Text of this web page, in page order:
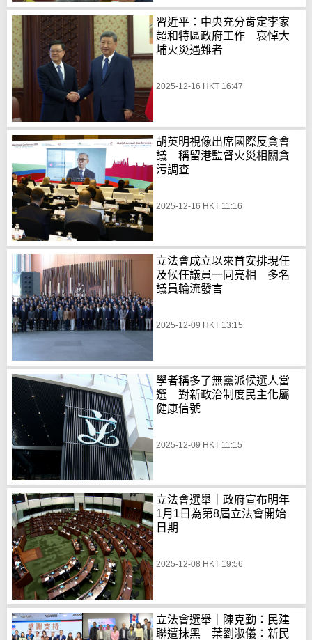
習近平：中央充分肯定李家
超和特區政府工作 哀悼大
埔火災遇難者
2025-12-16 HKT 16:47
胡英明視像出席國際反貪會
議 稱留港監督火災相關貪
污調查
2025-12-16 HKT 11:16
立法會成立以來首安排現任
及候任議員一同亮相 多名
議員輪流發言
2025-12-09 HKT 13:15
學者稱多了無黨派候選人當
選 對新政治制度民主化屬
健康信號
2025-12-09 HKT 11:15
立法會選舉｜政府宣布明年
1月1日為第8屆立法會開始
日期
2025-12-08 HKT 19:56
立法會選舉｜陳克勤：民建
聯遭抹黑 葉劉淑儀：新民